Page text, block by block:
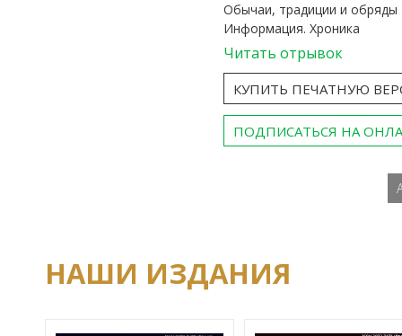
Обычаи, традиции и обряды
Информация. Хроника
Читать отрывок
КУПИТЬ ПЕЧАТНУЮ
ПОДПИСАТЬСЯ НА
НАШИ ИЗДАНИЯ